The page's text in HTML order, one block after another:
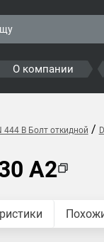
О компании
444 B Болт откидной /
A2